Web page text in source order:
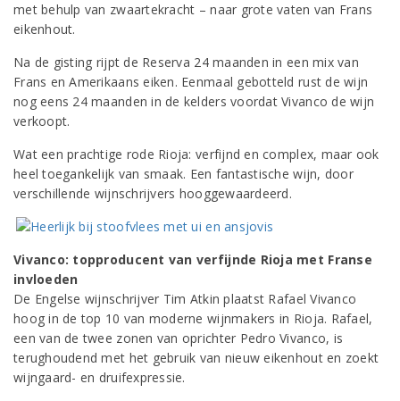
met behulp van zwaartekracht – naar grote vaten van Frans
eikenhout.
Na de gisting rijpt de Reserva 24 maanden in een mix van
Frans en Amerikaans eiken. Eenmaal gebotteld rust de wijn
nog eens 24 maanden in de kelders voordat Vivanco de wijn
verkoopt.
Wat een prachtige rode Rioja: verfijnd en complex, maar ook
heel toegankelijk van smaak. Een fantastische wijn, door
verschillende wijnschrijvers hooggewaardeerd.
Vivanco: topproducent van verfijnde Rioja met Franse
invloeden
De Engelse wijnschrijver Tim Atkin plaatst Rafael Vivanco
hoog in de top 10 van moderne wijnmakers in Rioja. Rafael,
een van de twee zonen van oprichter Pedro Vivanco, is
terughoudend met het gebruik van nieuw eikenhout en zoekt
wijngaard- en druifexpressie.